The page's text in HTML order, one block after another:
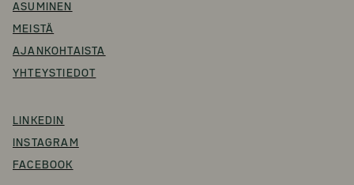
ASUMINEN
MEISTÄ
AJANKOHTAISTA
YHTEYSTIEDOT
LINKEDIN
INSTAGRAM
FACEBOOK